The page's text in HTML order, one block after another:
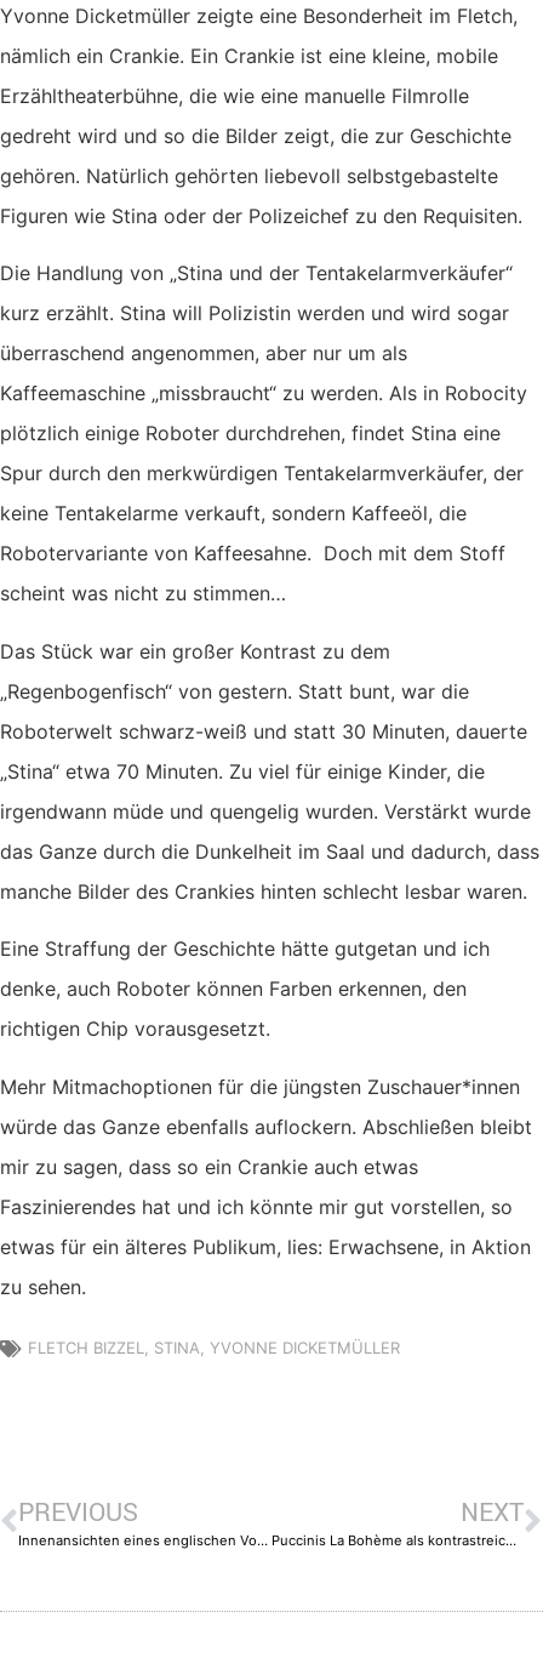
Yvonne Dicketmüller zeigte eine Besonderheit im Fletch,
nämlich ein Crankie. Ein Crankie ist eine kleine, mobile
Erzähltheaterbühne, die wie eine manuelle Filmrolle
gedreht wird und so die Bilder zeigt, die zur Geschichte
gehören. Natürlich gehörten liebevoll selbstgebastelte
Figuren wie Stina oder der Polizeichef zu den Requisiten.
Die Handlung von „Stina und der Tentakelarmverkäufer“
kurz erzählt. Stina will Polizistin werden und wird sogar
überraschend angenommen, aber nur um als
Kaffeemaschine „missbraucht“ zu werden. Als in Robocity
plötzlich einige Roboter durchdrehen, findet Stina eine
Spur durch den merkwürdigen Tentakelarmverkäufer, der
keine Tentakelarme verkauft, sondern Kaffeeöl, die
Robotervariante von Kaffeesahne. Doch mit dem Stoff
scheint was nicht zu stimmen…
Das Stück war ein großer Kontrast zu dem
„Regenbogenfisch“ von gestern. Statt bunt, war die
Roboterwelt schwarz-weiß und statt 30 Minuten, dauerte
„Stina“ etwa 70 Minuten. Zu viel für einige Kinder, die
irgendwann müde und quengelig wurden. Verstärkt wurde
das Ganze durch die Dunkelheit im Saal und dadurch, dass
manche Bilder des Crankies hinten schlecht lesbar waren.
Eine Straffung der Geschichte hätte gutgetan und ich
denke, auch Roboter können Farben erkennen, den
richtigen Chip vorausgesetzt.
Mehr Mitmachoptionen für die jüngsten Zuschauer*innen
würde das Ganze ebenfalls auflockern. Abschließen bleibt
mir zu sagen, dass so ein Crankie auch etwas
Faszinierendes hat und ich könnte mir gut vorstellen, so
etwas für ein älteres Publikum, lies: Erwachsene, in Aktion
zu sehen.
FLETCH BIZZEL STINA YVONNE DICKETMÜLLER
PREVIOUS
Innenansichten eines englischen Vororts
NEXT
Puccinis La Bohème als kontrastreiches Erlebnis